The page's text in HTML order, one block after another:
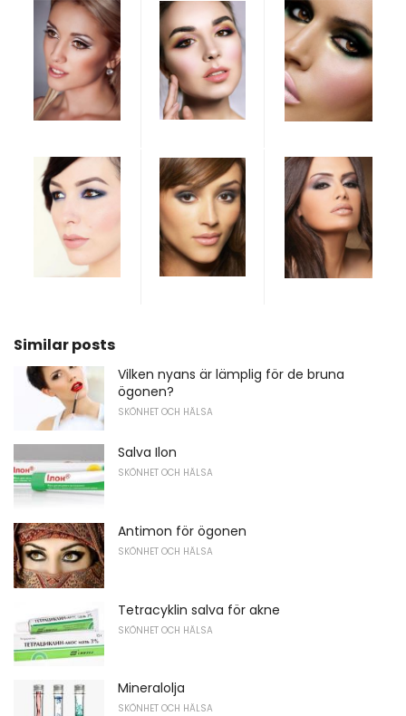
Similar posts
Vilken nyans är lämplig för de bruna
ögonen?
SKÖNHET OCH HÄLSA
Salva Ilon
SKÖNHET OCH HÄLSA
Antimon för ögonen
SKÖNHET OCH HÄLSA
Tetracyklin salva för akne
SKÖNHET OCH HÄLSA
Mineralolja
SKÖNHET OCH HÄLSA